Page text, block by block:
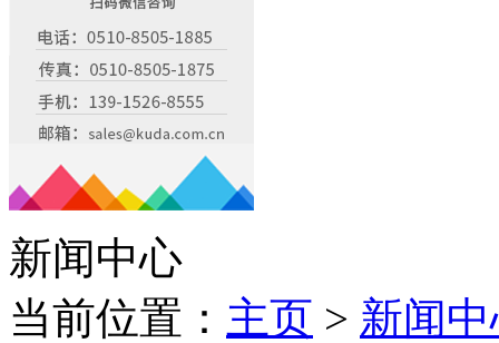
新闻中心
当前位置： 主页 > 新闻